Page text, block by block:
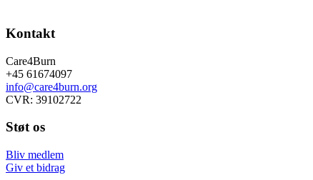
Kontakt
Care4Burn
+45 61674097
info@care4burn.org
CVR: 39102722
Støt os
Bliv medlem
Giv et bidrag